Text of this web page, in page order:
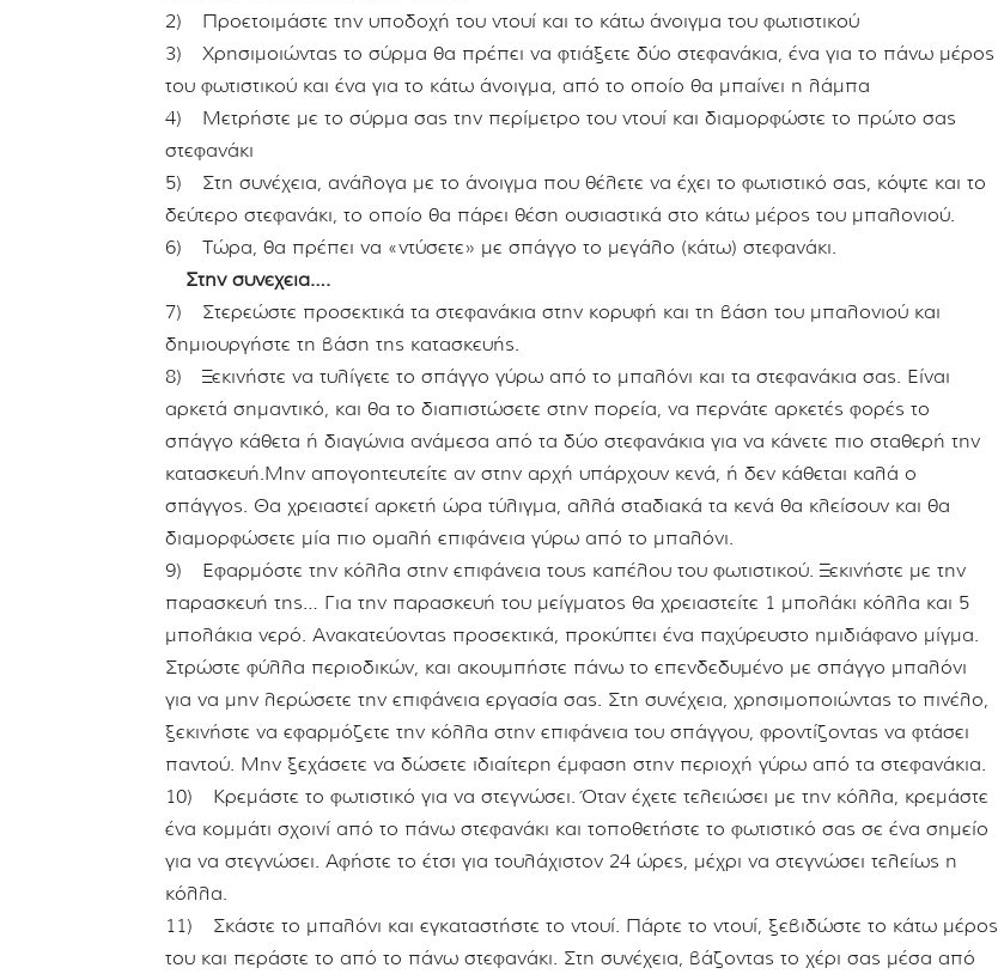
2) Προετοιμάστε την υποδοχή του ντουί και το κάτω άνοιγμα του φωτιστικού
3) Χρησιμοιώντας το σύρμα θα πρέπει να φτιάξετε δύο στεφανάκια, ένα για το πάνω μέρος
του φωτιστικού και ένα για το κάτω άνοιγμα, από το οποίο θα μπαίνει η λάμπα
4) Μετρήστε με το σύρμα σας την περίμετρο του ντουί και διαμορφώστε το πρώτο σας
στεφανάκι
5) Στη συνέχεια, ανάλογα με το άνοιγμα που θέλετε να έχει το φωτιστικό σας, κόψτε και το
δεύτερο στεφανάκι, το οποίο θα πάρει θέση ουσιαστικά στο κάτω μέρος του μπαλονιού.
6) Τώρα, θα πρέπει να «ντύσετε» με σπάγγο το μεγάλο (κάτω) στεφανάκι.
Στην συνέχεια….
7) Στερεώστε προσεκτικά τα στεφανάκια στην κορυφή και τη βάση του μπαλονιού και
δημιουργήστε τη βάση της κατασκευής.
8) Ξεκινήστε να τυλίγετε το σπάγγο γύρω από το μπαλόνι και τα στεφανάκια σας. Είναι
αρκετά σημαντικό, και θα το διαπιστώσετε στην πορεία, να περνάτε αρκετές φορές το
σπάγγο κάθετα ή διαγώνια ανάμεσα από τα δύο στεφανάκια για να κάνετε πιο σταθερή την
κατασκευή.Μην απογοητευτείτε αν στην αρχή υπάρχουν κενά, ή δεν κάθεται καλά ο
σπάγγος. Θα χρειαστεί αρκετή ώρα τύλιγμα, αλλά σταδιακά τα κενά θα κλείσουν και θα
διαμορφώσετε μία πιο ομαλή επιφάνεια γύρω από το μπαλόνι.
9) Εφαρμόστε την κόλλα στην επιφάνεια τους καπέλου του φωτιστικού. Ξεκινήστε με την
παρασκευή της… Για την παρασκευή του μείγματος θα χρειαστείτε 1 μπολάκι κόλλα και 5
μπολάκια νερό. Ανακατεύοντας προσεκτικά, προκύπτει ένα παχύρευστο ημιδιάφανο μίγμα.
Στρώστε φύλλα περιοδικών, και ακουμπήστε πάνω το επενδεδυμένο με σπάγγο μπαλόνι
για να μην λερώσετε την επιφάνεια εργασία σας. Στη συνέχεια, χρησιμοποιώντας το πινέλο,
ξεκινήστε να εφαρμόζετε την κόλλα στην επιφάνεια του σπάγγου, φροντίζοντας να φτάσει
παντού. Μην ξεχάσετε να δώσετε ιδιαίτερη έμφαση στην περιοχή γύρω από τα στεφανάκια.
10) Κρεμάστε το φωτιστικό για να στεγνώσει. Όταν έχετε τελειώσει με την κόλλα, κρεμάστε
ένα κομμάτι σχοινί από το πάνω στεφανάκι και τοποθετήστε το φωτιστικό σας σε ένα σημείο
για να στεγνώσει. Αφήστε το έτσι για τουλάχιστον 24 ώρες, μέχρι να στεγνώσει τελείως η
κόλλα.
11) Σκάστε το μπαλόνι και εγκαταστήστε το ντουί. Πάρτε το ντουί, ξεβιδώστε το κάτω μέρος
του και περάστε το από το πάνω στεφανάκι. Στη συνέχεια, βάζοντας το χέρι σας μέσα από